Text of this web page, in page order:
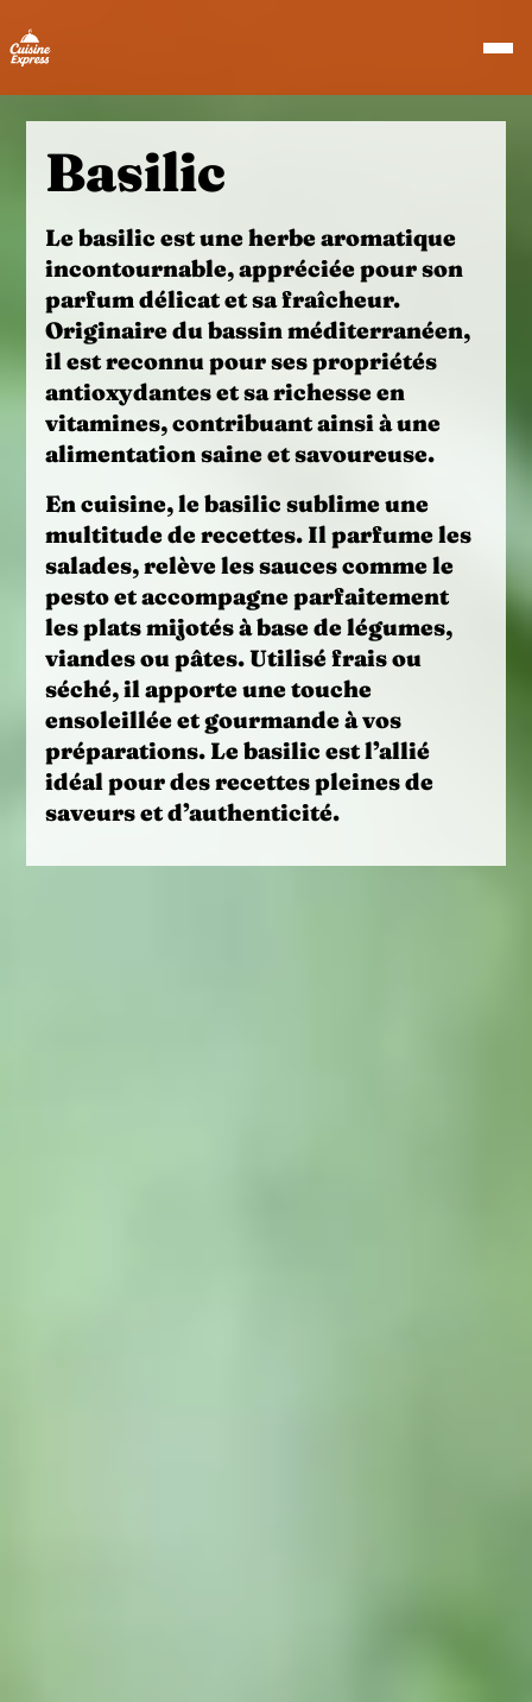
Basilic
Lebasilic est une herbe aromatique
incontournable, appréciée pour son
parfum délicat et sa fraîcheur.
Originaire du bassin méditerranéen,
il est reconnu pour sespropriétés
antioxydanteset sa richesse en
vitamines, contribuant ainsi à une
alimentation saine et savoureuse.
En cuisine, lebasilic sublime une
multitude de recettes. Il parfume les
salades, relève lessaucescomme le
pesto et accompagne parfaitement
lesplats mijotésà base de légumes,
viandes ou pâtes. Utilisé frais ou
séché, il apporte une touche
ensoleillée et gourmande à vos
préparations. Le basilic est l’allié
idéal pour des recettes pleines de
saveurs et d’authenticité.